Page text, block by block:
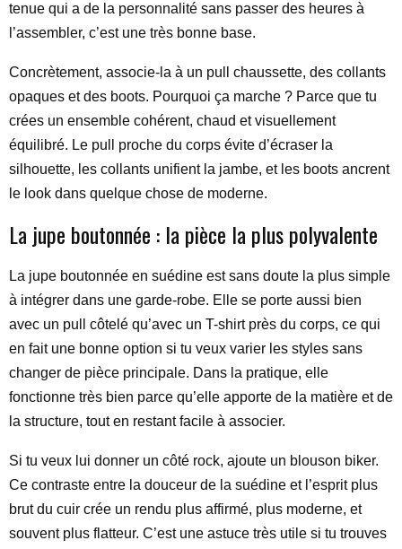
tenue qui a de la personnalité sans passer des heures à
l’assembler, c’est une très bonne base.
Concrètement, associe-la à un pull chaussette, des collants
opaques et des boots. Pourquoi ça marche ? Parce que tu
crées un ensemble cohérent, chaud et visuellement
équilibré. Le pull proche du corps évite d’écraser la
silhouette, les collants unifient la jambe, et les boots ancrent
le look dans quelque chose de moderne.
La jupe boutonnée : la pièce la plus polyvalente
La jupe boutonnée en suédine est sans doute la plus simple
à intégrer dans une garde-robe. Elle se porte aussi bien
avec un pull côtelé qu’avec un T-shirt près du corps, ce qui
en fait une bonne option si tu veux varier les styles sans
changer de pièce principale. Dans la pratique, elle
fonctionne très bien parce qu’elle apporte de la matière et de
la structure, tout en restant facile à associer.
Si tu veux lui donner un côté rock, ajoute un blouson biker.
Ce contraste entre la douceur de la suédine et l’esprit plus
brut du cuir crée un rendu plus affirmé, plus moderne, et
souvent plus flatteur. C’est une astuce très utile si tu trouves